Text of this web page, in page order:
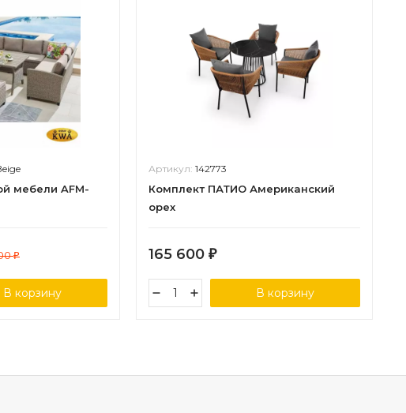
мебели AFM-
₽
В корзину
Артикул: 142773
Комплект ПАТИО Американский
орех
165 600 ₽
В корзину